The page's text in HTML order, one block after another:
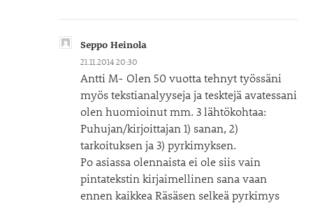
Seppo Heinola
21.11.2014 20:30
Antti M- Olen 50 vuotta tehnyt työssäni
myös tekstianalyyseja ja tesktejä avatessani
olen huomioinut mm. 3 lähtökohtaa:
Puhujan/kirjoittajan 1) sanan, 2)
tarkoituksen ja 3) pyrkimyksen.
Po asiassa olennaista ei ole siis vain
pintatekstin kirjaimellinen sana vaan
ennen kaikkea Räsäsen selkeä pyrkimys